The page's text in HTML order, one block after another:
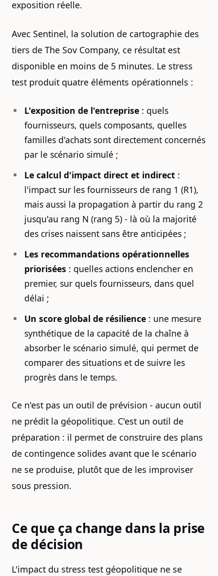
exposition réelle.
Avec Sentinel, la solution de cartographie des
tiers de The Sov Company, ce résultat est
disponible en moins de 5 minutes. Le stress
test produit quatre éléments opérationnels :
L'exposition de l'entreprise : quels
fournisseurs, quels composants, quelles
familles d'achats sont directement concernés
par le scénario simulé ;
Le calcul d'impact direct et indirect :
l'impact sur les fournisseurs de rang 1 (R1),
mais aussi la propagation à partir du rang 2
jusqu'au rang N (rang 5) - là où la majorité
des crises naissent sans être anticipées ;
Les recommandations opérationnelles
priorisées : quelles actions enclencher en
premier, sur quels fournisseurs, dans quel
délai ;
Un score global de résilience : une mesure
synthétique de la capacité de la chaîne à
absorber le scénario simulé, qui permet de
comparer des situations et de suivre les
progrès dans le temps.
Ce n'est pas un outil de prévision - aucun outil
ne prédit la géopolitique. C'est un outil de
préparation : il permet de construire des plans
de contingence solides avant que le scénario
ne se produise, plutôt que de les improviser
sous pression.
Ce que ça change dans la prise
de décision
L'impact du stress test géopolitique ne se